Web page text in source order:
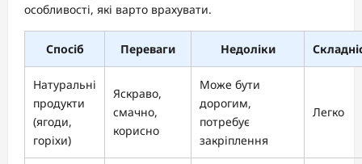
особливості, які варто врахувати.
Спосіб Переваги Недоліки
Натуральні
продукти
(ягоди,
горіхи)
Яскраво,
смачно,
корисно
Може бути
дорогим,
потребує
закріплення
Легко